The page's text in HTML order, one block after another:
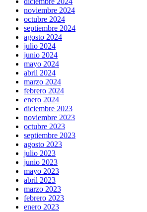
noviembre 2024
octubre 2024
septiembre 2024
agosto 2024
julio 2024
junio 2024
mayo 2024
abril 2024
marzo 2024
febrero 2024
enero 2024
diciembre 2023
noviembre 2023
octubre 2023
septiembre 2023
agosto 2023
julio 2023
junio 2023
mayo 2023
abril 2023
marzo 2023
febrero 2023
enero 2023